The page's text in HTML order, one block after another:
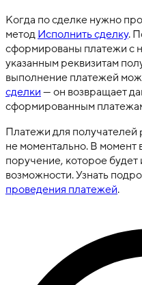
Когда по сделке нужно
методИсполнить сделку.
сформированы платежи с
указанным реквизитам
выполнение платежей
сделки— он возвращает
сформированным
Платежи для получателей
не моментально. В
поручение, которое
возможности. Узнать
проведения платежей.